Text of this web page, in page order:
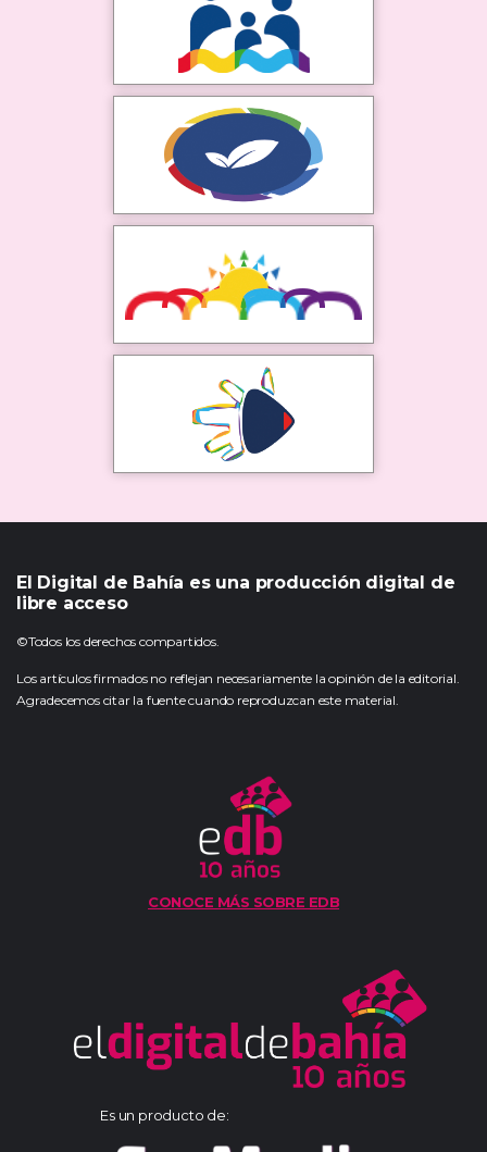
El Digital de Bahía es una producción digital de
libre acceso
©Todos los derechos compartidos.
Los artículos firmados no reflejan necesariamente la opinión de la editorial.
Agradecemos citar la fuente cuando reproduzcan este material.
CONOCE MÁS SOBRE EDB
Es un producto de: